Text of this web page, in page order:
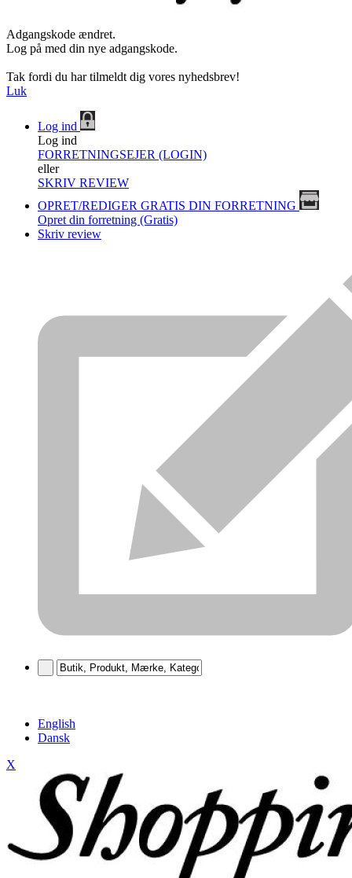
Adgangskode ændret.
Log på med din nye adgangskode.
Tak fordi du har tilmeldt dig vores nyhedsbrev!
Luk
Log ind
Log ind
FORRETNINGSEJER (LOGIN)
eller
SKRIV REVIEW
OPRET/REDIGER GRATIS DIN FORRETNING
Opret din forretning (Gratis)
Skriv review
English
Dansk
X